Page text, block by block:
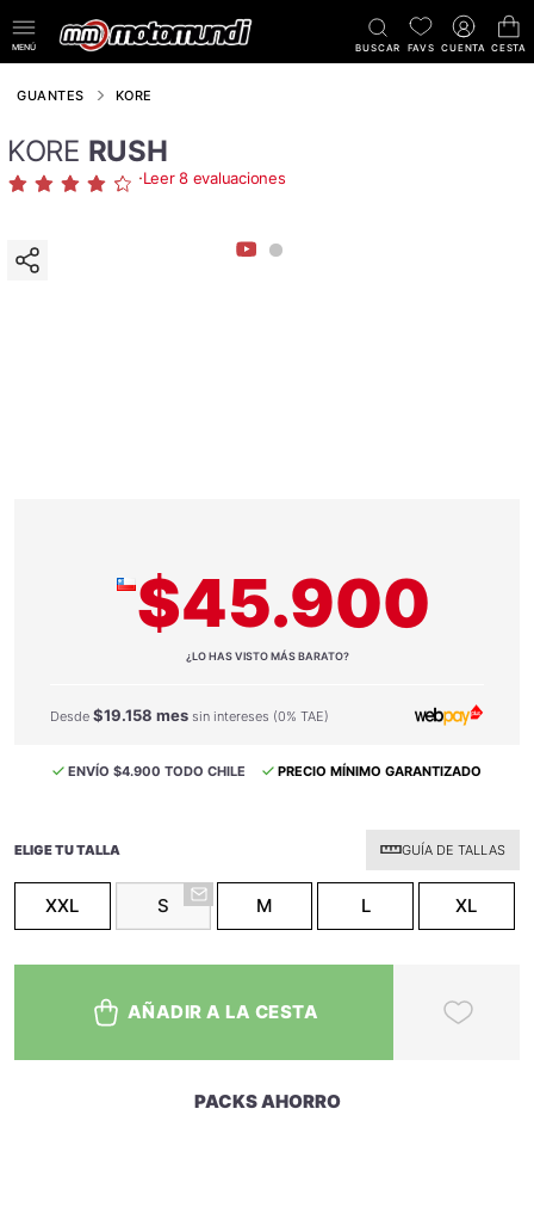
MENÚ BUSCAR FAVS CUENTA CESTA
GUANTES KORE
KORE RUSH
·Leer 8 evaluaciones
$45.900
¿LO HAS VISTO MÁS BARATO?
Desde $19.158 mes sin intereses (0% TAE)
ENVÍO $4.900 TODO CHILE PRECIO MÍNIMO GARANTIZADO
ELIGE TU TALLA GUÍA DE TALLAS
XXL S M L XL
AÑADIR A LA CESTA
PACKS AHORRO